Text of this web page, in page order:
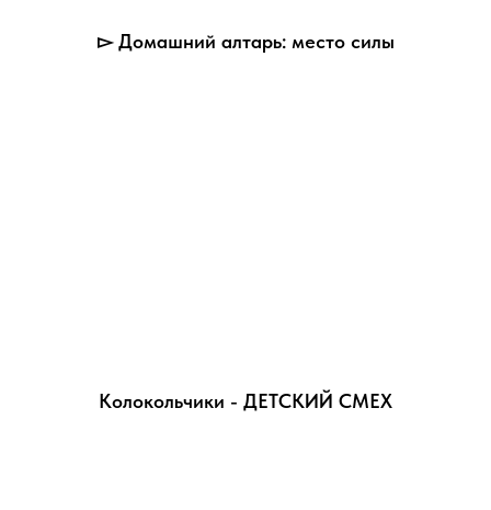
▻ Домашний алтарь: место силы
Колокольчики - ДЕТСКИЙ СМЕХ